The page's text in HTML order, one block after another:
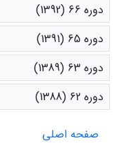
دوره 66 (1392)
دوره 65 (1391)
دوره 63 (1389)
دوره 62 (1388)
صفحه اصلی